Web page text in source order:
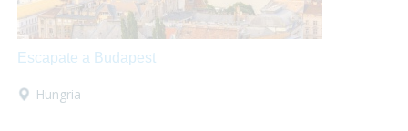
Escapate a Budapest
Hungria